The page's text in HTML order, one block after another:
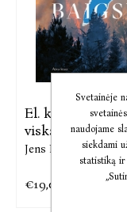
El. knyga Net jei
viskas baigsis
Jens Liljestrand
€19,00
Svetainėje
naudojame
siekdami
statistiką ir